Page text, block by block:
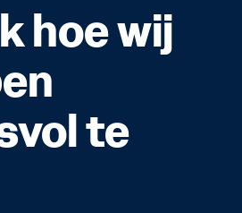
hoe wij
te